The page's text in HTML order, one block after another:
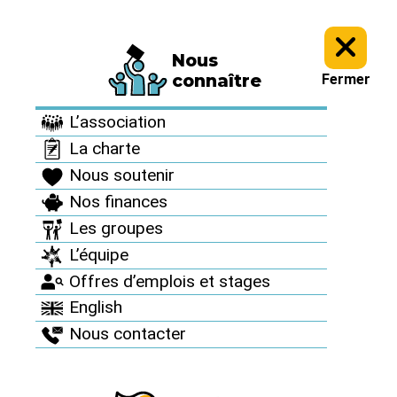
Nous
connaître
L’association
La charte
Nous soutenir
Nos finances
Les groupes
L’équipe
Offres d’emplois et stages
English
Nous contacter
Fermer
Revue de presse >
Revue de presse
Septembre 2017 /
Mondialisation CA
L’Otan rejette le